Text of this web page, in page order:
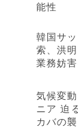
能性
韓国サ
索、洪
業務妨
気候変
ニア 迫
カバの